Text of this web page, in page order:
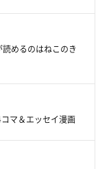
スタでチェッ
めるのはねこのき
マ＆エッセイ漫画